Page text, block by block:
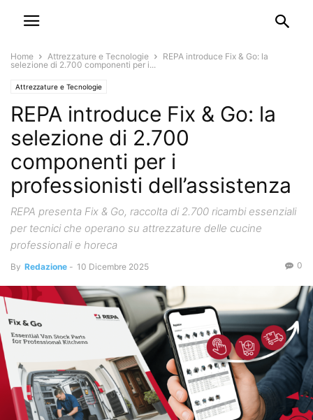
Home Attrezzature e Tecnologie
REPA introduce Fix & Go: la
selezione di 2.700 componenti per i...
Attrezzature e Tecnologie
REPA introduce Fix & Go: la
selezione di 2.700
componenti per i
professionisti dell’assistenza
REPA presenta Fix & Go, raccolta di 2.700 ricambi essenziali
per tecnici che operano su attrezzature delle cucine
professionali e horeca
By Redazione - 10 Dicembre 2025 0